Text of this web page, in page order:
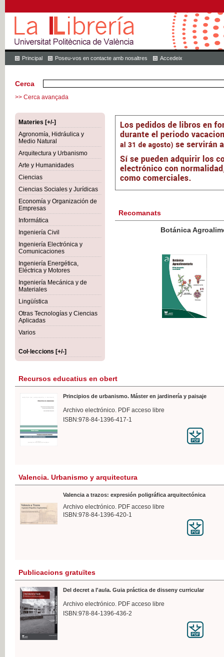
Principal Poseu-vos en contacte amb nosaltres Accedeix
Cerca
>> Cerca avançada
Materies [+/-]
Agronomía, Hidráulica y
Medio Natural
Arquitectura y Urbanismo
Arte y Humanidades
Ciencias
Ciencias Sociales y Jurídicas
Economía y Organización de
Empresas
Informática
Ingeniería Civil
Ingeniería Electrónica y
Comunicaciones
Ingeniería Energética,
Eléctrica y Motores
Ingeniería Mecánica y de
Materiales
Lingüística
Otras Tecnologías y Ciencias
Aplicadas
Varios
Col·leccions [+/-]
Recomanats
Botánica Agroalimentaria
Recursos educatius en obert
Principios de urbanismo. Máster en jardinería y paisaje
Archivo electrónico. PDF acceso libre
ISBN:978-84-1396-417-1
Valencia. Urbanismo y arquitectura
Valencia a trazos: expresión poligráfica arquitectónica
Archivo electrónico. PDF acceso libre
ISBN:978-84-1396-420-1
Publicacions gratuïtes
Del decret a l'aula. Guia práctica de disseny curricular
Archivo electrónico. PDF acceso libre
ISBN:978-84-1396-436-2